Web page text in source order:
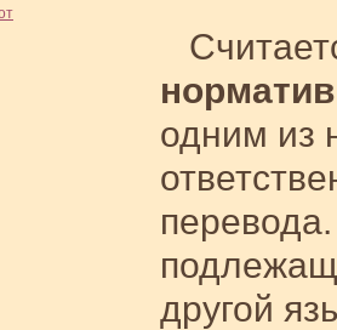
одним из
другой